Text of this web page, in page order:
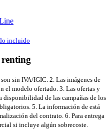
incluido
renting
sin IVA/IGIC. 2. Las imágenes de
el modelo ofertado. 3. Las ofertas y
disponibilidad de las campañas de los
5. La información de está
del contrato. 6. Para entrega
si incluye algún sobrecoste.